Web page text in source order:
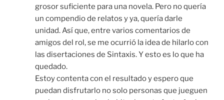
grosor suficiente para una novela. Pero no quería
un compendio de relatos y ya, quería darle
unidad. Así que, entre varios comentarios de
amigos del rol, se me ocurrió la idea de hilarlo con
las disertaciones de Sintaxis. Y esto es lo que ha
quedado.
Estoy contenta con el resultado y espero que
puedan disfrutarlo no solo personas que jueguen